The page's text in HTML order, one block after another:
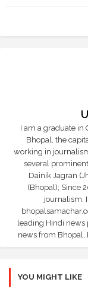
I am a graduate in
Bhopal, the
working in
several
Dainik Jagran
(Bhopal); Since
journalism.
leading Hindi
news from Bhopal,
YOU MIGHT LIKE